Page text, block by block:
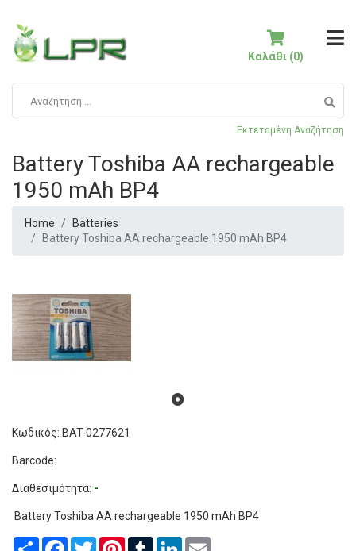
Εκτεταμένη Αναζήτηση
Καλάθι (0)
Battery Toshiba AA rechargeable
1950 mAh BP4
Home
Batteries
Battery Toshiba AA rechargeable 1950 mAh BP4
Κωδικός: BAT-0277621
Barcode:
Διαθεσιμότητα: -
Battery Toshiba AA rechargeable 1950 mAh BP4
Share Facebook
TwitterPinterestTumblrLinkedIn